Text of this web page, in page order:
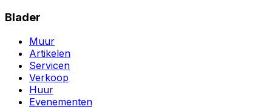
Blader
Muur
Artikelen
Servicen
Verkoop
Huur
Evenementen